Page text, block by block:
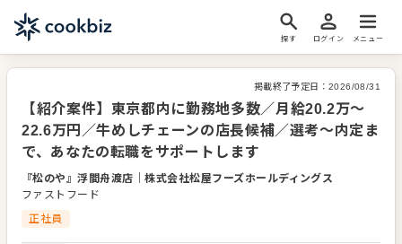
探す ログイン メニュー
掲載終了予定日： 2026/08/31
【紹介案件】東京都内に勤務地多数／月給20.2万～
22.6万円／牛めしチェーンの店長候補／選考～内定ま
で、あなたの転職をサポートします
『松のや』浮間舟渡店 ｜株式会社松屋フーズホールディングス
ファストフード
正社員